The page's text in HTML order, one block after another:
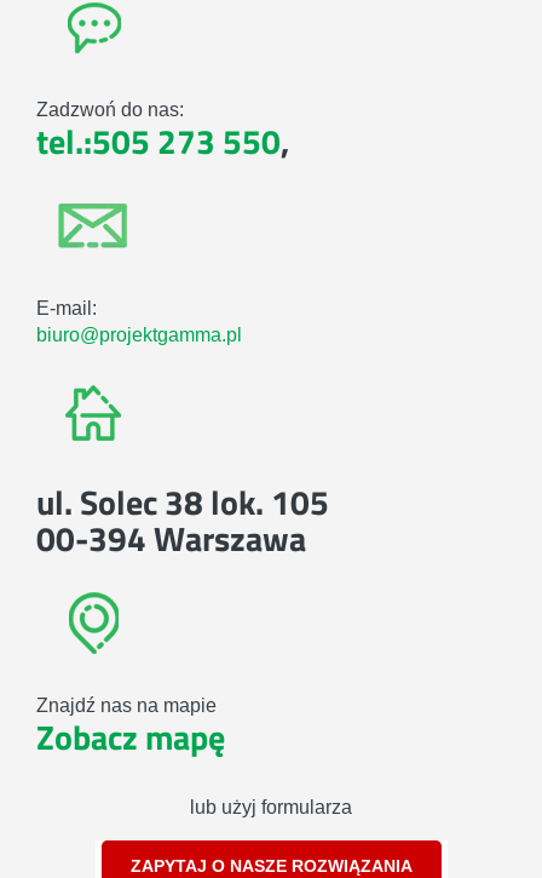
Zadzwoń do nas:
tel.:505 273 550,
E-mail:
biuro@projektgamma.pl
ul. Solec 38 lok. 105
00-394 Warszawa
Znajdź nas na mapie
Zobacz mapę
lub użyj formularza
ZAPYTAJ O NASZE ROZWIĄZANIA